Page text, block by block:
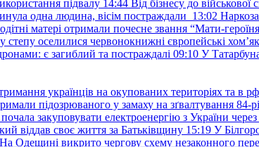
підвалу 14:44 Від бізнесу до
одна людина, вісім постраждали 13:02
матері отримали почесне звання “Мати-
степу оселилися червонокнижні європейські
є загиблий та постраждалі 09:10 У
українців на окупованих територіях та в рф
підозрюваного у замаху на зґвалтування 84-
закуповувати електроенергію з України
віддав своє життя за Батьківщину 15:19 У
На Одещині викрито чергову схему незаконного